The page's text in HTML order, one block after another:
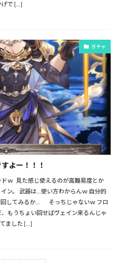
げで […]
ガチャ
よー！！！
ｗ 見た感じ使えるのが高難易度とか
ン。 武器は…使い方わからんｗ 自分的
回してみるか… そっちじゃないｗ フロ
もうちょい回せばヴェイン来るんじゃ
ました […]